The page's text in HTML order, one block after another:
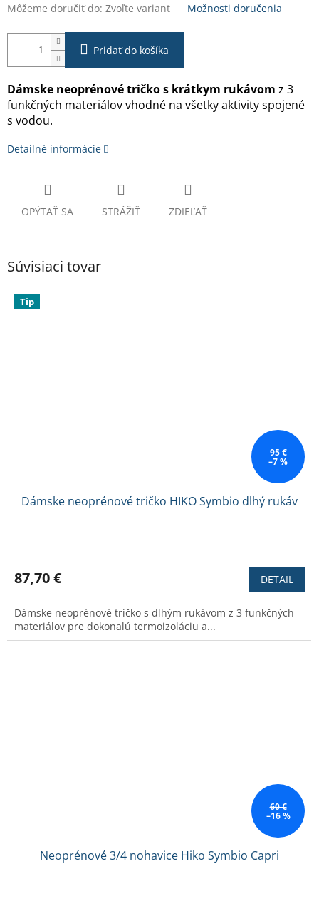
Môžeme doručiť do: Zvoľte variant Možnosti doručenia
Pridať do košíka
Dámske neoprénové tričko s krátkym rukávom z 3
funkčných materiálov vhodné na všetky aktivity spojené
s vodou.
Detailné informácie
OPÝTAŤ SA STRÁŽIŤ ZDIEĽAŤ
Súvisiaci tovar
Tip
95 €
–7 %
Dámske neoprénové tričko HIKO Symbio dlhý rukáv
87,70 € DETAIL
Dámske neoprénové tričko s dlhým rukávom z 3 funkčných
materiálov pre dokonalú termoizoláciu a...
60 €
–16 %
Neoprénové 3/4 nohavice Hiko Symbio Capri